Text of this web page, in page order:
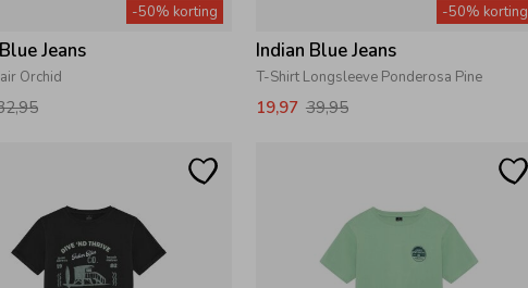
-50% korting
Jeans
Orchid
-50% korting
Indian Blue Jeans
T-Shirt Longsleeve Ponderosa Pine
19,97 39,95